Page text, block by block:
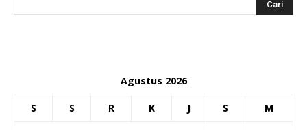
Agustus 2026
S S R K J S M